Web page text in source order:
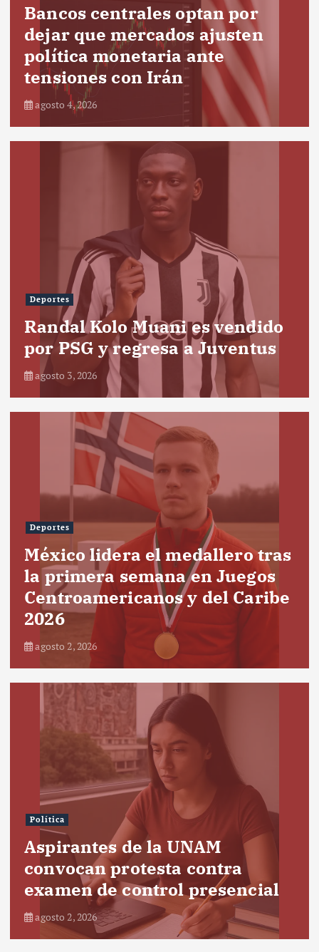
Bancos centrales optan por
dejar que mercados ajusten
política monetaria ante
tensiones con Irán
agosto 4, 2026
Deportes
Randal Kolo Muani es vendido
por PSG y regresa a Juventus
agosto 3, 2026
Deportes
México lidera el medallero tras
la primera semana en Juegos
Centroamericanos y del Caribe
2026
agosto 2, 2026
Política
Aspirantes de la UNAM
convocan protesta contra
examen de control presencial
agosto 2, 2026